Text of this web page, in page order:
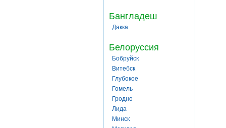
Бангладеш
Дакка
Белоруссия
Бобруйск
Витебск
Глубокое
Гомель
Гродно
Лида
Минск